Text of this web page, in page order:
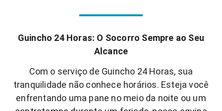
Guincho 24 Horas: O Socorro Sempre ao Seu
Alcance
Com o serviço de Guincho 24 Horas, sua
tranquilidade não conhece horários. Esteja você
enfrentando uma pane no meio da noite ou um